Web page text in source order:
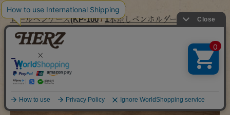
ロールペンケース(KP-100/1本差しペンホルダー(KP-3)/Big
ペンケース(KP-146)
ッシュペンケース(KP-1)
スタンドペンケース(KP-2)